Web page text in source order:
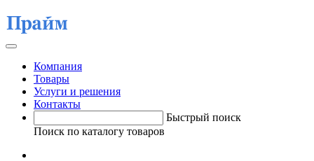
Компания
Товары
Услуги и решения
Контакты
Быстрый поиск
Поиск по каталогу товаров